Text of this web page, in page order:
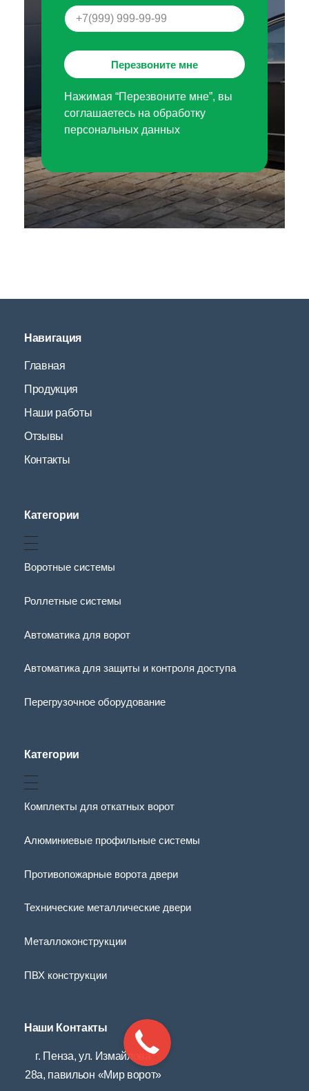
Перезвоните мне
Нажимая “Перезвоните мне”, вы
соглашаетесь на обработку
персональных данных
Навигация
Главная
Продукция
Наши работы
Отзывы
Контакты
Категории
Воротные системы
Роллетные системы
Автоматика для ворот
Автоматика для защиты и контроля доступа
Перегрузочное оборудование
Категории
Комплекты для откатных ворот
Алюминиевые профильные системы
Противопожарные ворота двери
Технические металлические двери
Металлоконструкции
ПВХ конструкции
Наши Контакты
г. Пенза, ул. Измайлова
28а, павильон «Мир ворот»